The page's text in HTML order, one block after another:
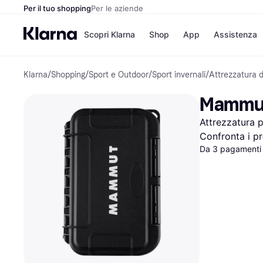
Per il tuo shoppingPer le aziende
Scopri Klarna
Opzioni di
Paga ora
Paga in 3 rate
Paga dopo 30 giorni
Finanziamento
Shop
Negozi
Unieuro
Media
eBay
Zalando
App Assistenza
Klarna/Shopping/Sport e Outdoor/Sport invernali/Attrezzatura
Attrezzatura
Confronta i
Da 3